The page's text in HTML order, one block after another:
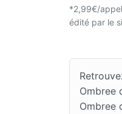
*2,99€/
édité par le
Ombree
Ombree